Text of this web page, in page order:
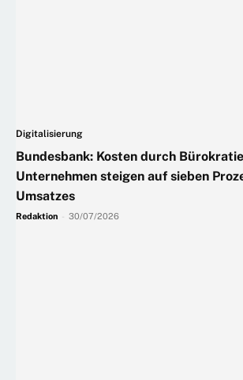
Digitalisierung
Bundesbank: Kosten durch
Unternehmen steigen auf sieben
Umsatzes
Redaktion 30/07/2026